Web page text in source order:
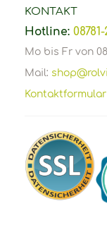
KONTAKT
Hotline:
Mo bis Fr von
Mail:
Kontaktformular